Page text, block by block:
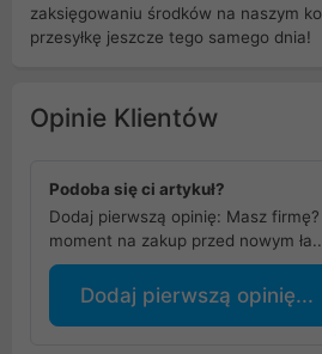
zaksięgowaniu środków na naszym
przesyłkę jeszcze tego samego dnia!
Opinie Klientów
Podoba się ci artykuł?
Dodaj pierwszą opinię: Masz
moment na zakup przed nowym
Dodaj pierwszą opinię...